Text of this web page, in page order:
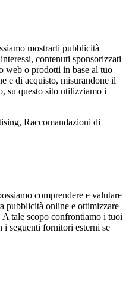
mostrarti pubblicità
contenuti sponsorizzati
web o prodotti in base al tuo
e di acquisto, misurandone il
su questo sito utilizziamo i
Raccomandazioni di
comprendere e valutare
pubblicità online e ottimizzare
tale scopo confrontiamo i tuoi
i seguenti fornitori esterni se